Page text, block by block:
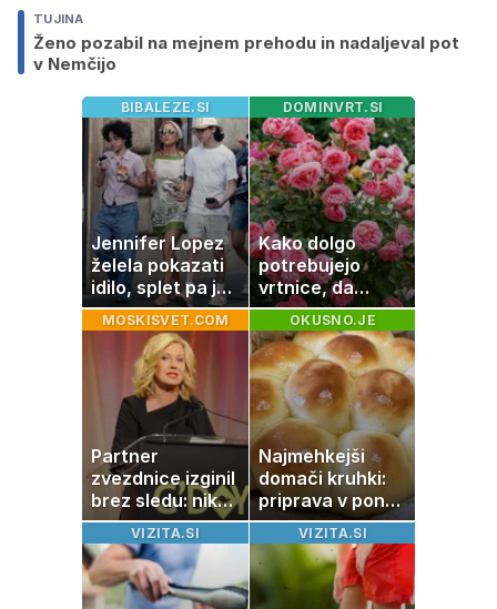
TUJINA
Ženo pozabil na mejnem prehodu in nadaljeval pot
v Nemčijo
BIBALEZE.SI
Jennifer Lopez
želela pokazati
idilo, splet pa je
razburila ena
stvar
DOMINVRT.SI
Kako dolgo
potrebujejo
vrtnice, da
zrastejo? Vse o
rasti, cvetenju in
negi vrtnic
MOSKISVET.COM
Partner
zvezdnice izginil
brez sledu: nikoli
ga niso našli,
nato je prišla še
ena tragedija
OKUSNO.JE
Najmehkejši
domači kruhki:
priprava v ponvi
je trik za popoln
rezultat
VIZITA.SI VIZITA.SI